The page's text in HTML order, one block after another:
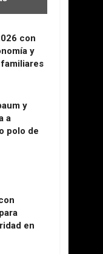
con
y
y
a
polo de
en